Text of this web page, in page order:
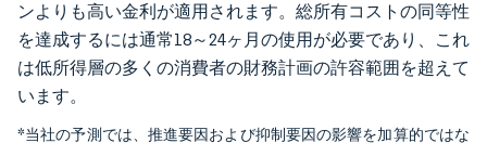
ンよりも高い金利が適用されます。総所有コストの同等性
を達成するには通常18～24ヶ月の使用が必要であり、これ
は低所得層の多くの消費者の財務計画の許容範囲を超えて
います。
*当社の予測では、推進要因および抑制要因の影響を加算的ではな